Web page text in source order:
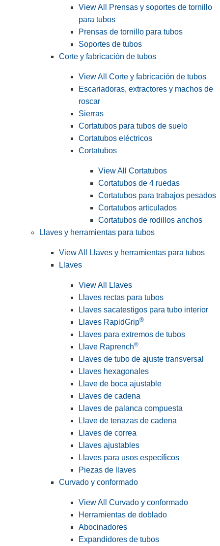
View All Prensas y soportes de tornillo
para tubos
Prensas de tornillo para tubos
Soportes de tubos
Corte y fabricación de tubos
View All Corte y fabricación de tubos
Escariadoras, extractores y machos de
roscar
Sierras
Cortatubos para tubos de suelo
Cortatubos eléctricos
Cortatubos
View All Cortatubos
Cortatubos de 4 ruedas
Cortatubos para trabajos pesados
Cortatubos articulados
Cortatubos de rodillos anchos
Llaves y herramientas para tubos
View All Llaves y herramientas para tubos
Llaves
View All Llaves
Llaves rectas para tubos
Llaves sacatestigos para tubo interior
Llaves RapidGrip®
Llaves para extremos de tubos
Llave Raprench®
Llaves de tubo de ajuste transversal
Llaves hexagonales
Llave de boca ajustable
Llaves de cadena
Llaves de palanca compuesta
Llave de tenazas de cadena
Llaves de correa
Llaves ajustables
Llaves para usos específicos
Piezas de llaves
Curvado y conformado
View All Curvado y conformado
Herramientas de doblado
Abocinadores
Expandidores de tubos